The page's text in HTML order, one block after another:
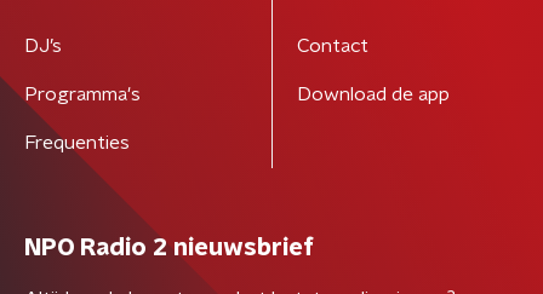
DJ’s
Programma's
Frequenties
Contact
Download de app
NPO Radio 2 nieuwsbrief